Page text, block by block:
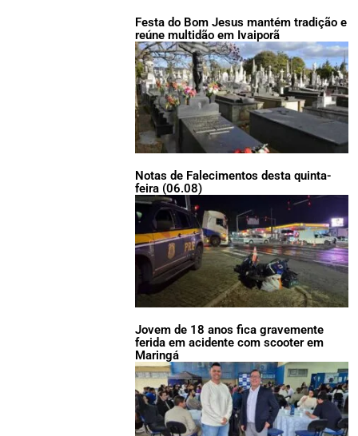
Festa do Bom Jesus mantém tradição e
reúne multidão em Ivaiporã
Notas de Falecimentos desta quinta-
feira (06.08)
Jovem de 18 anos fica gravemente
ferida em acidente com scooter em
Maringá